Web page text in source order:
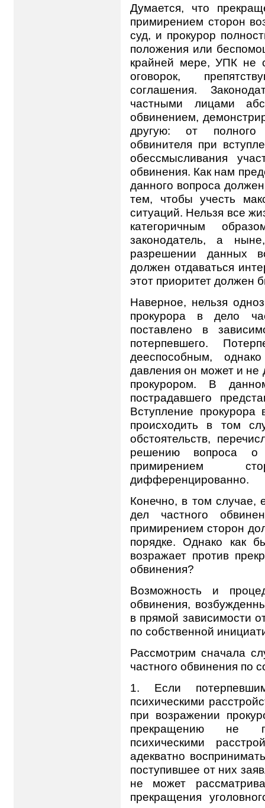
Думается, что
примирением сторон
суд, и прокурор
положения или
крайней мере, УПК не
оговорок,
соглашения.
частными лицами
обвинением,
другую: от полного
обвинителя при
обессмысливания
обвинения. Как нам
данного вопроса
тем, чтобы учесть
ситуаций. Нельзя все
категоричным
законодатель, а
разрешении данных
должен отдаваться
этот приоритет должен
Наверное, нельзя
прокурора в дело
поставлено в
потерпевшего.
дееспособным,
давления он может и не
прокурором. В
пострадавшего
Вступление
происходить в том
обстоятельств,
решению вопроса
примирением
дифференцированно.
Конечно, в том случае,
дел частного
примирением сторон
порядке. Однако как
возражает против
обвинения?
Возможность и
обвинения,
в прямой зависимости
по собственной
Рассмотрим сначала
частного обвинения по
1. Если
психическими
при возражении
прекращению не
психическими
адекватно
поступившее от них
не может
прекращения